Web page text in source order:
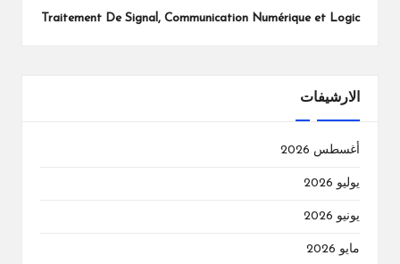
Traitement De Signal, Communication Numérique et Logic
الارشيفات
أغسطس 2026
يوليو 2026
يونيو 2026
مايو 2026